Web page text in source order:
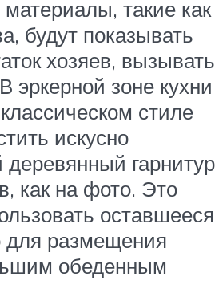
такие как
будут показывать
хозяев, вызывать
эркерной зоне кухни
стиле
искусно
гарнитур
как на фото. Это
оставшееся
для размещения
обеденным